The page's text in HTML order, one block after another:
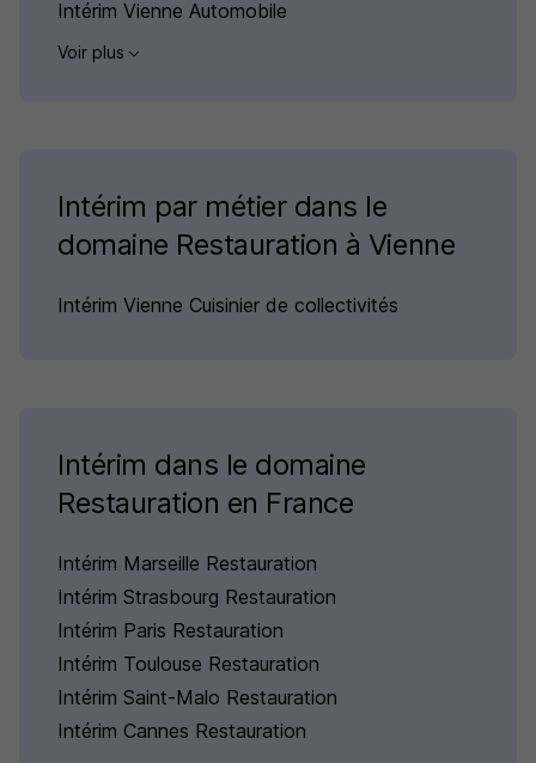
Intérim Vienne Automobile
Voir plus
Intérim par métier dans le
domaine Restauration à Vienne
Intérim Vienne Cuisinier de collectivités
Intérim dans le domaine
Restauration en France
Intérim Marseille Restauration
Intérim Strasbourg Restauration
Intérim Paris Restauration
Intérim Toulouse Restauration
Intérim Saint-Malo Restauration
Intérim Cannes Restauration